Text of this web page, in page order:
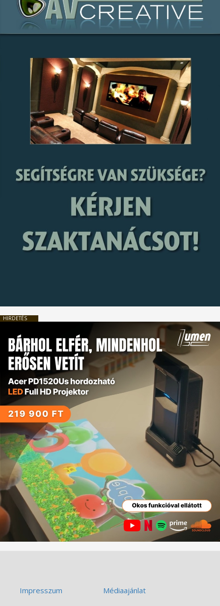
HIRDETÉS
Impresszum
Médiaajánlat